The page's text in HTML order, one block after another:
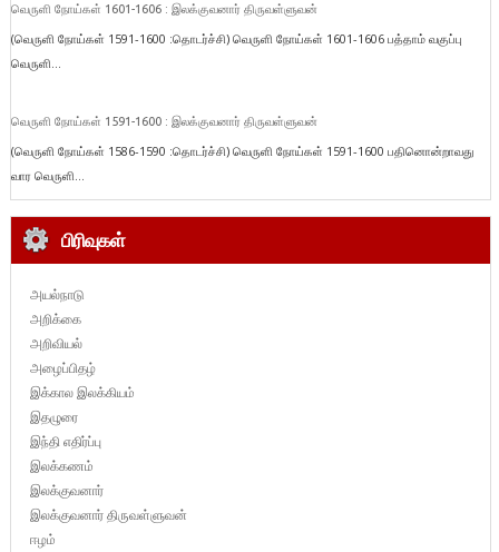
வெருளி நோய்கள் 1601-1606 : இலக்குவனார் திருவள்ளுவன்
(வெருளி நோய்கள் 1591-1600 :தொடர்ச்சி) வெருளி நோய்கள் 1601-1606 பத்தாம் வகுப்பு
வெருளி...
வெருளி நோய்கள் 1591-1600 : இலக்குவனார் திருவள்ளுவன்
(வெருளி நோய்கள் 1586-1590 :தொடர்ச்சி) வெருளி நோய்கள் 1591-1600 பதினொன்றாவது
வார வெருளி...
பிரிவுகள்
அயல்நாடு
அறிக்கை
அறிவியல்
அழைப்பிதழ்
இக்கால இலக்கியம்
இதழுரை
இந்தி எதிர்ப்பு
இலக்கணம்
இலக்குவனார்
இலக்குவனார் திருவள்ளுவன்
ஈழம்